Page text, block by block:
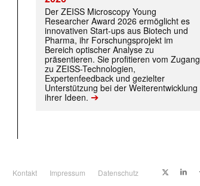
Der ZEISS Microscopy Young
Researcher Award 2026 ermöglicht es
innovativen Start-ups aus Biotech und
Pharma, ihr Forschungsprojekt im
Bereich optischer Analyse zu
präsentieren. Sie profitieren vom Zugang
zu ZEISS-Technologien,
Expertenfeedback und gezielter
Unterstützung bei der Weiterentwicklung
ihrer Ideen. ➔
Kontakt Impressum Datenschutz